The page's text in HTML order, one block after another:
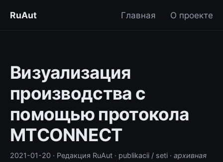
RuAut Главная О проекте
Визуализация
производства с
помощью протокола
MTCONNECT
2021-01-20 · Редакция RuAut · publikacii / seti · архивная